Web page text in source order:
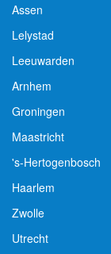
Assen
Lelystad
Leeuwarden
Arnhem
Groningen
Maastricht
's-Hertogenbosch
Haarlem
Zwolle
Utrecht